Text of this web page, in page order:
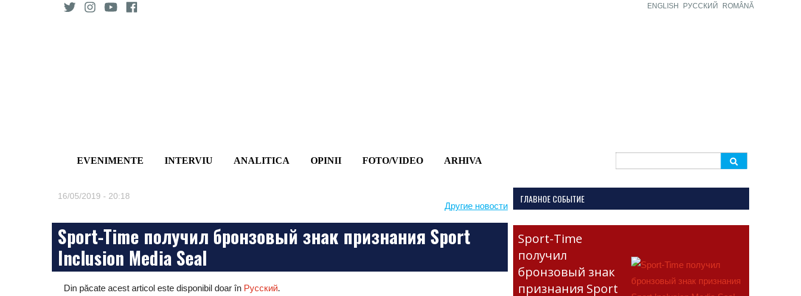
ENGLISH РУССКИЙ ROMÂNĂ
EVENIMENTE INTERVIU ANALITICA OPINII FOTO/VIDEO ARHIVA
Другие новости
16/05/2019 - 20:18
Sport-Time получил бронзовый знак признания Sport
Inclusion Media Seal
Din păcate acest articol este disponibil doar în Русский.
ГЛАВНОЕ СОБЫТИЕ
Sport-Time
получил
бронзовый знак
признания Sport